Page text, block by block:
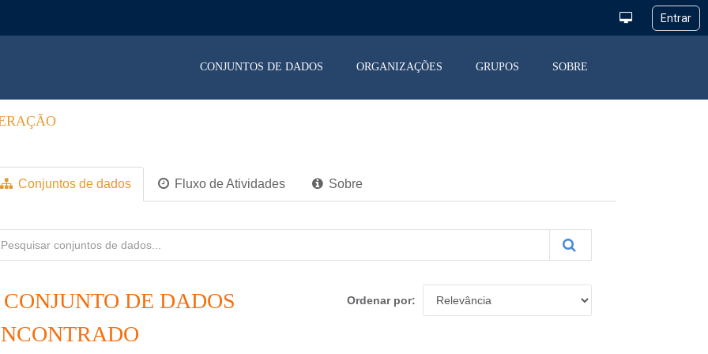
CONJUNTOS DE DADOS ORGANIZAÇÕES GRUPOS SOBRE
Conjuntos de dados Fluxo de Atividades Sobre
Ordenar por
CONJUNTO DE DADOS